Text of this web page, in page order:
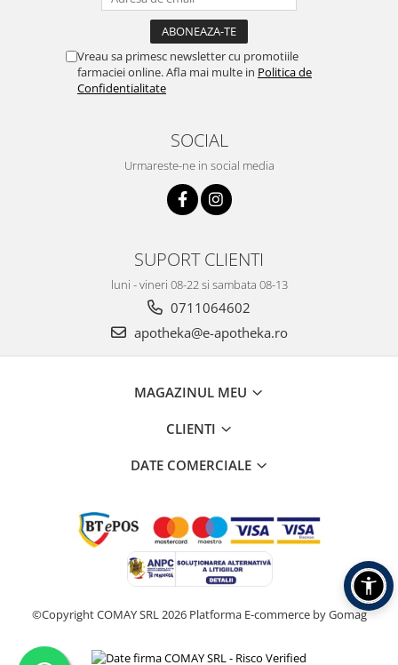
Vreau sa primesc newsletter cu promotiile
farmaciei online. Afla mai multe in Politica de
Confidentialitate
SOCIAL
Urmareste-ne in social media
SUPORT CLIENTI
luni - vineri 08-22 si sambata 08-13
0711064602
apotheka@e-apotheka.ro
MAGAZINUL MEU
CLIENTI
DATE COMERCIALE
©Copyright COMAY SRL 2026 Platforma E-commerce by Gomag